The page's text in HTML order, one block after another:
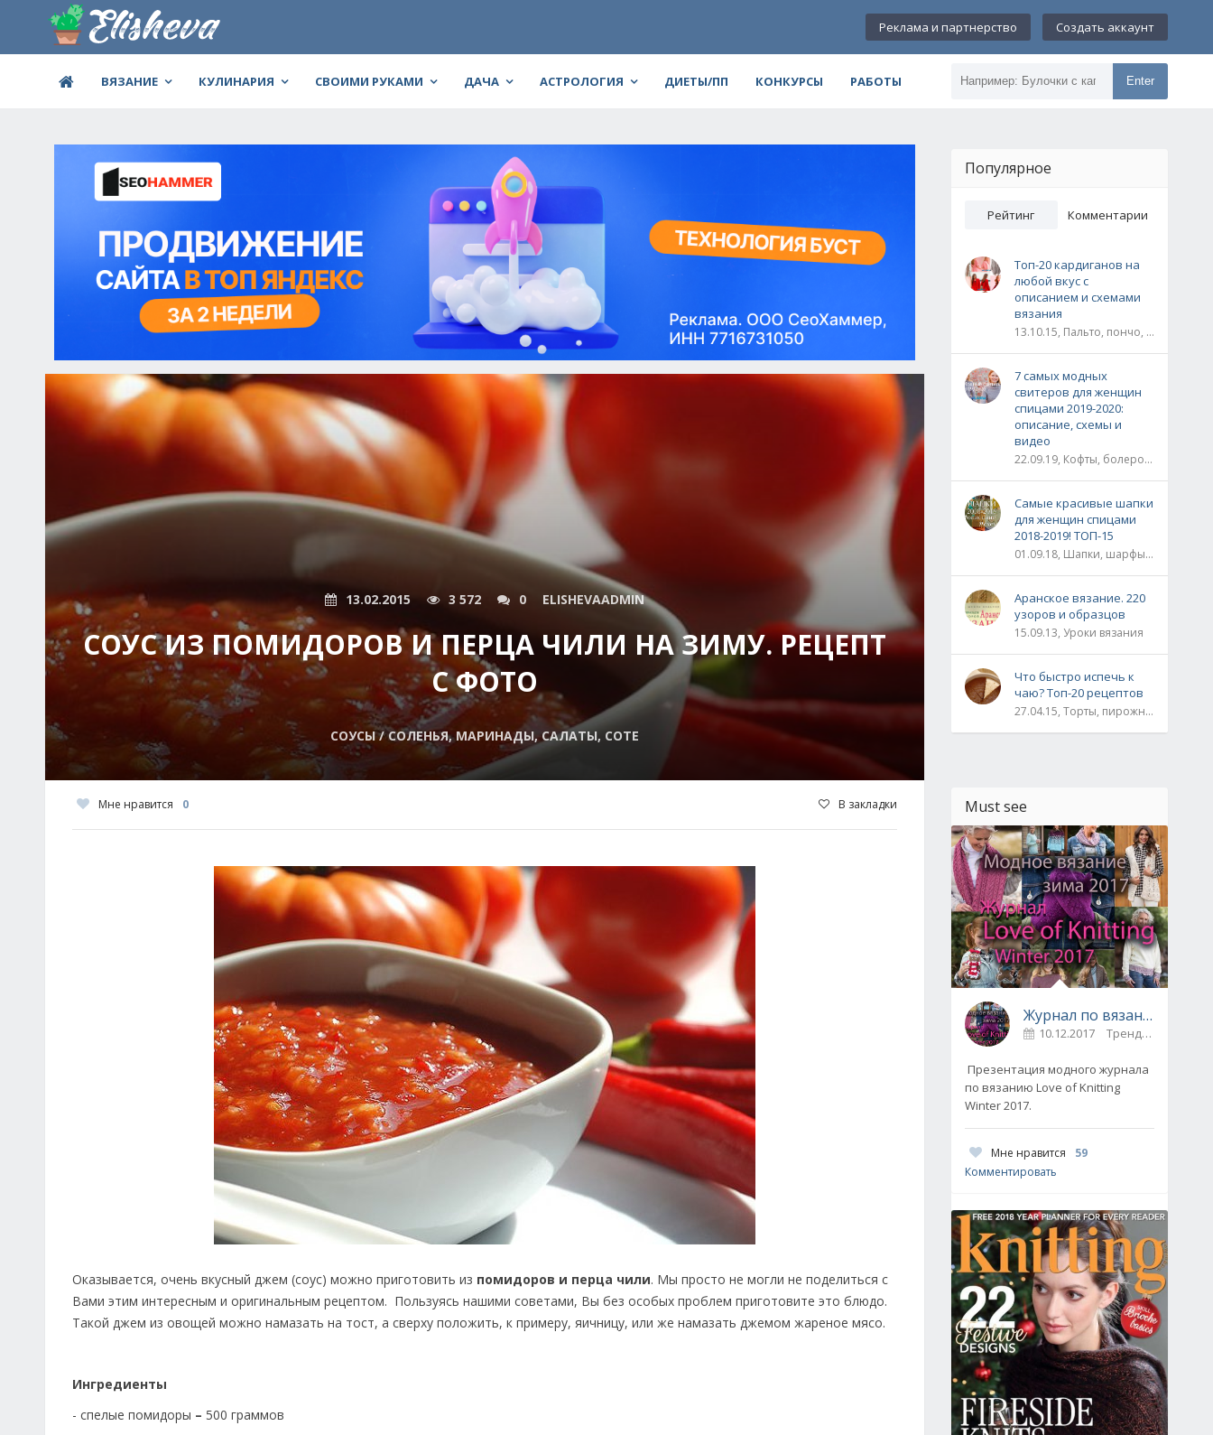
Реклама и партнерство Создать аккаунт
ВЯЗАНИЕ КУЛИНАРИЯ СВОИМИ РУКАМИ ДАЧА АСТРОЛОГИЯ ДИЕТЫ/ПП КОНКУРСЫ РАБОТЫ Enter
13.02.2015 3 572 0 ELISHEVAADMIN
СОУС ИЗ ПОМИДОРОВ И ПЕРЦА ЧИЛИ НА ЗИМУ. РЕЦЕПТ
С ФОТО
СОУСЫ / СОЛЕНЬЯ, МАРИНАДЫ, САЛАТЫ, СОТЕ
Мне нравится 0 В закладки
Оказывается, очень вкусный джем (соус) можно приготовить из помидоров и перца чили. Мы просто не могли не поделиться с
Вами этим интересным и оригинальным рецептом. Пользуясь нашими советами, Вы без особых проблем приготовите это блюдо.
Такой джем из овощей можно намазать на тост, а сверху положить, к примеру, яичницу, или же намазать джемом жареное мясо.
Ингредиенты
- спелые помидоры – 500 граммов
Популярное
Рейтинг Комментарии
Топ-20 кардиганов на
любой вкус с
описанием и схемами
вязания
13.10.15, Пальто, пончо, кардиганы
7 самых модных
свитеров для женщин
спицами 2019-2020:
описание, схемы и
видео
22.09.19, Кофты, болеро, жакеты, жилеты, пуловеры и свитера
Самые красивые шапки
для женщин спицами
2018-2019! ТОП-15
01.09.18, Шапки, шарфы, шали, снуды и палантины
Аранское вязание. 220
узоров и образцов
15.09.13, Уроки вязания
Что быстро испечь к
чаю? Топ-20 рецептов
27.04.15, Торты, пирожные, рулеты / Булки, пироги / Печенье, кексы, маффины / На скорую руку
Must see
Журнал по вязанию Love of Knitting выпуск Зима 2017
10.12.2017 Тренды / Вдохновение
Презентация модного журнала
по вязанию Love of Knitting
Winter 2017.
Мне нравится
59
Комментировать